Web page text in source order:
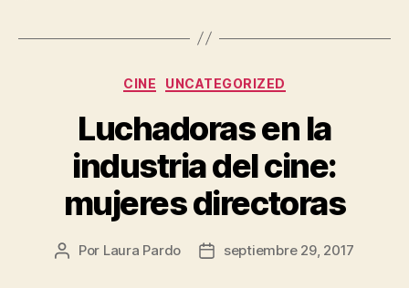
Categorías
CINE UNCATEGORIZED
Luchadoras en la
industria del cine:
mujeres directoras
Autor
Por Laura Pardo
Fechaseptiembre 29, 2017